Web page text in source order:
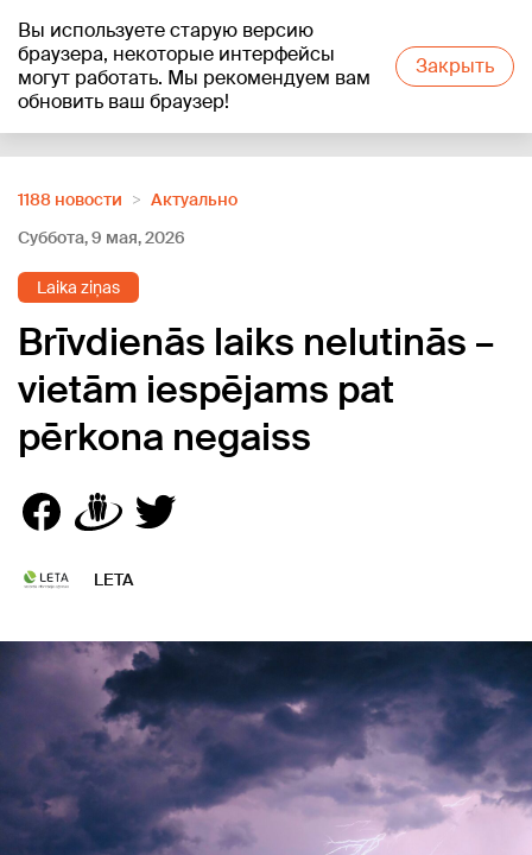
Вы используете старую версию
браузера, некоторые интерфейсы
могут работать. Мы рекомендуем вам
обновить ваш браузер!
Закрыть
+20°C
1188 новости
Актуально
Суббота, 9 мая, 2026
Laika ziņas
Brīvdienās laiks nelutinās –
vietām iespējams pat
pērkona negaiss
LETA